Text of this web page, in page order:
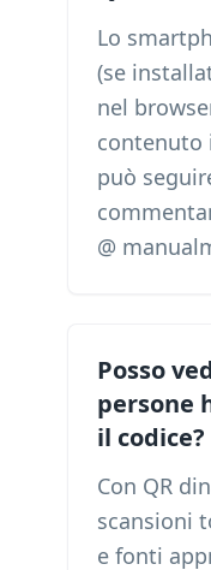
Lo
(se
nel
contenuto
può
@
Posso
persone
il codice?
Con QR
scansioni
e fonti